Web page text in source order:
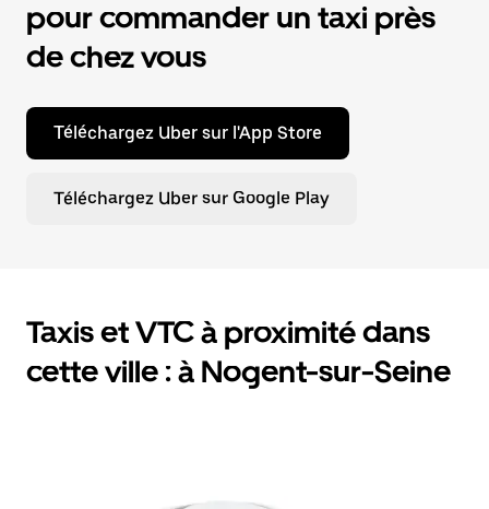
pour commander un taxi près
de chez vous
Téléchargez Uber sur l'App Store
Téléchargez Uber sur Google Play
Taxis et VTC à proximité dans
cette ville : à Nogent-sur-Seine